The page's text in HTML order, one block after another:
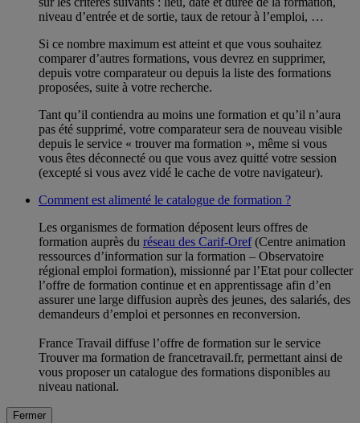
niveau d’entrée et de sortie, taux de retour à l’emploi, …
Si ce nombre maximum est atteint et que vous souhaitez
comparer d’autres formations, vous devrez en supprimer,
depuis votre comparateur ou depuis la liste des formations
proposées, suite à votre recherche.
Tant qu’il contiendra au moins une formation et qu’il n’aura
pas été supprimé, votre comparateur sera de nouveau visible
depuis le service « trouver ma formation », même si vous
vous êtes déconnecté ou que vous avez quitté votre session
(excepté si vous avez vidé le cache de votre navigateur).
Comment est alimenté le catalogue de formation ?
Les organismes de formation déposent leurs offres de
formation auprès du réseau des Carif-Oref(Centre animation
ressources d’information sur la formation – Observatoire
régional emploi formation), missionné par l’Etat pour collecter
l’offre de formation continue et en apprentissage afin d’en
assurer une large diffusion auprès des jeunes, des salariés, des
demandeurs d’emploi et personnes en reconversion.
France Travail diffuse l’offre de formation sur le service
Trouver ma formation de francetravail.fr, permettant ainsi de
vous proposer un catalogue des formations disponibles au
niveau national.
Fermer